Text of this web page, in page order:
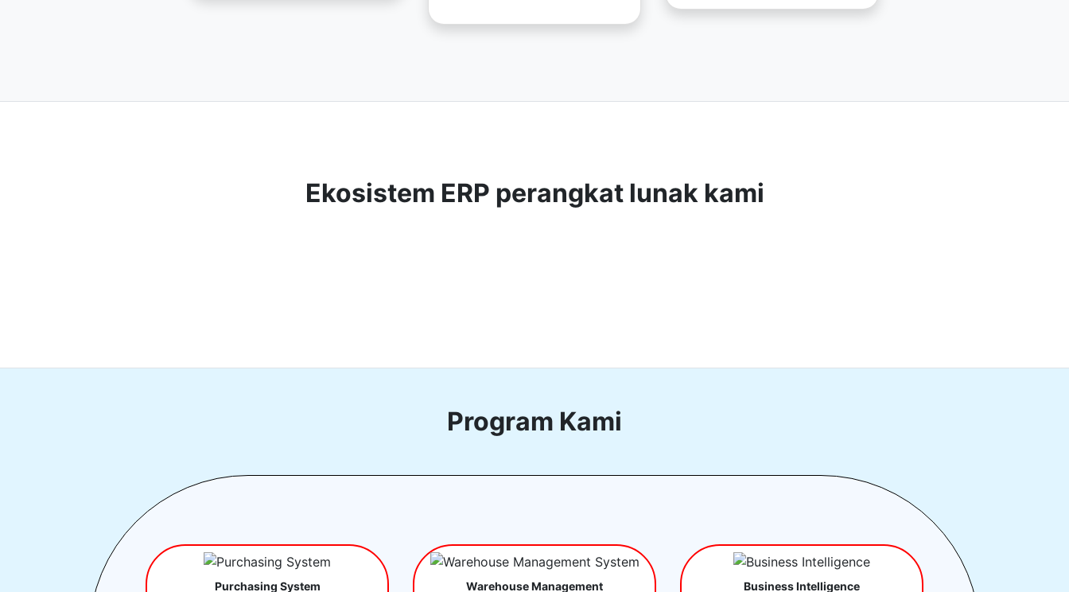
Ekosistem ERP perangkat lunak kami
Program Kami
Purchasing System Warehouse Management Business Intelligence